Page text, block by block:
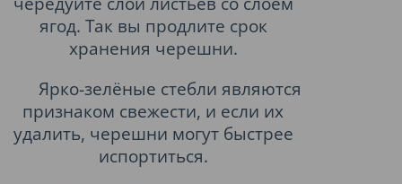
ягод. Так вы продлите срок
хранения черешни.
Ярко-зелёные стебли являются
признаком свежести, и если их
удалить, черешни могут быстрее
испортиться.